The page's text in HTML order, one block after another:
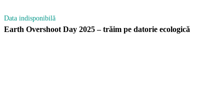
Data indisponibilă
Earth Overshoot Day 2025 – trăim pe datorie ecologică